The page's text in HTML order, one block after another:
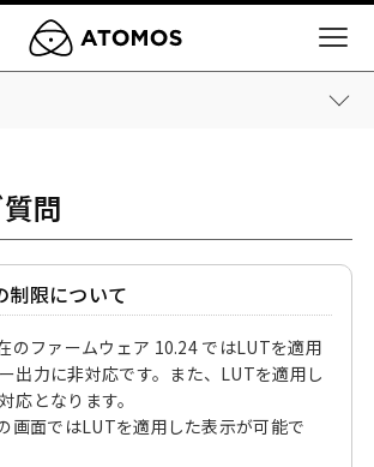
問
制限について
のファームウェア 10.24 ではLUTを適用
出力に非対応です。また、LUTを適用し
応となります。
画面ではLUTを適用した表示が可能で